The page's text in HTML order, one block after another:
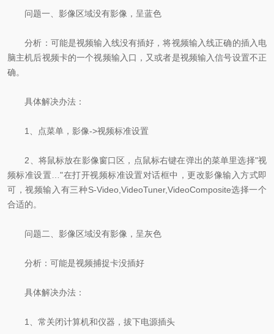
问题一、影像区域没有影像，呈蓝色
分析：可能是视频输入线没有插好，将视频输入线正确的插入电
脑主机后视频卡的一个视频输入口，又或者是视频输入信号设置不正
确。
具体解决办法：
1、点菜单，影像->视频标准设置
2、将鼠标放在影像窗口区，点鼠标右键在弹出的菜单里选择"视
频标准设置…"在打开视频标准设置对话框中，更改影像输入方式即
可，视频输入有三种S-Video,VideoTuner,VideoComposite选择一个
合适的。
问题二、影像区域没有影像，呈灰色
分析：可能是视频捕捉卡没插好
具体解决办法：
1、常关闭计算机和仪器，拔下电源插头